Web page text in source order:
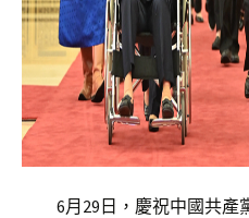
6月29日，慶祝中國共產